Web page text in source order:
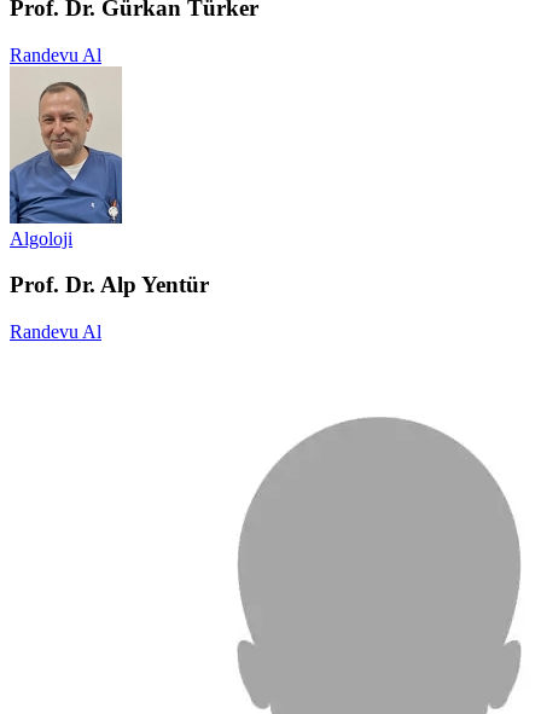
Prof. Dr. Gürkan Türker
Randevu Al
Algoloji
Prof. Dr. Alp Yentür
Randevu Al